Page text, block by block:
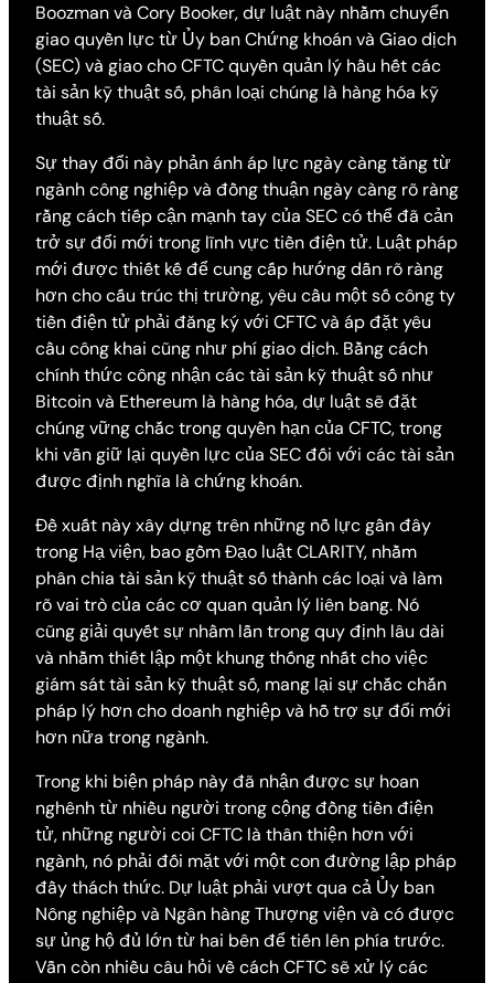
Boozman và Cory Booker, dự luật này nhằm chuyển
giao quyền lực từ Ủy ban Chứng khoán và Giao dịch
(SEC) và giao cho CFTC quyền quản lý hầu hết các
tài sản kỹ thuật số, phân loại chúng là hàng hóa kỹ
thuật số.
Sự thay đổi này phản ánh áp lực ngày càng tăng từ
ngành công nghiệp và đồng thuận ngày càng rõ ràng
rằng cách tiếp cận mạnh tay của SEC có thể đã cản
trở sự đổi mới trong lĩnh vực tiền điện tử. Luật pháp
mới được thiết kế để cung cấp hướng dẫn rõ ràng
hơn cho cấu trúc thị trường, yêu cầu một số công ty
tiền điện tử phải đăng ký với CFTC và áp đặt yêu
cầu công khai cũng như phí giao dịch. Bằng cách
chính thức công nhận các tài sản kỹ thuật số như
Bitcoin và Ethereum là hàng hóa, dự luật sẽ đặt
chúng vững chắc trong quyền hạn của CFTC, trong
khi vẫn giữ lại quyền lực của SEC đối với các tài sản
được định nghĩa là chứng khoán.
Đề xuất này xây dựng trên những nỗ lực gần đây
trong Hạ viện, bao gồm Đạo luật CLARITY, nhằm
phân chia tài sản kỹ thuật số thành các loại và làm
rõ vai trò của các cơ quan quản lý liên bang. Nó
cũng giải quyết sự nhầm lẫn trong quy định lâu dài
và nhằm thiết lập một khung thống nhất cho việc
giám sát tài sản kỹ thuật số, mang lại sự chắc chắn
pháp lý hơn cho doanh nghiệp và hỗ trợ sự đổi mới
hơn nữa trong ngành.
Trong khi biện pháp này đã nhận được sự hoan
nghênh từ nhiều người trong cộng đồng tiền điện
tử, những người coi CFTC là thân thiện hơn với
ngành, nó phải đối mặt với một con đường lập pháp
đầy thách thức. Dự luật phải vượt qua cả Ủy ban
Nông nghiệp và Ngân hàng Thượng viện và có được
sự ủng hộ đủ lớn từ hai bên để tiến lên phía trước.
Vẫn còn nhiều câu hỏi về cách CFTC sẽ xử lý các